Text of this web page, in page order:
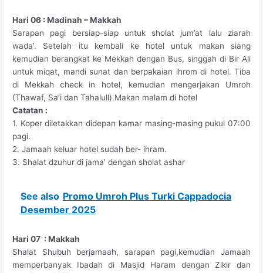
Hari 06 : Madinah – Makkah
Sarapan pagi bersiap-siap untuk sholat jum’at lalu ziarah
wada’. Setelah itu kembali ke hotel untuk makan siang
kemudian berangkat ke Mekkah dengan Bus, singgah di Bir Ali
untuk miqat, mandi sunat dan berpakaian ihrom di hotel. Tiba
di Mekkah check in hotel, kemudian mengerjakan Umroh
(Thawaf, Sa’i dan Tahalull).Makan malam di hotel
Catatan :
1. Koper diletakkan didepan kamar masing-masing pukul 07:00
pagi.
2. Jamaah keluar hotel sudah ber- ihram.
3. Shalat dzuhur di jama’ dengan sholat ashar
See also Promo Umroh Plus Turki Cappadocia
Desember 2025
Hari 07 : Makkah
Shalat Shubuh berjamaah, sarapan pagi,kemudian Jamaah
memperbanyak Ibadah di Masjid Haram dengan Zikir dan